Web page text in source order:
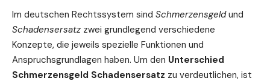
Im deutschen Rechtssystem sind Schmerzensgeldund
Schadensersatz zwei grundlegend verschiedene
Konzepte, die jeweils spezielle Funktionen und
Anspruchsgrundlagen haben. Um den Unterschied
Schmerzensgeld Schadensersatz zu verdeutlichen, ist